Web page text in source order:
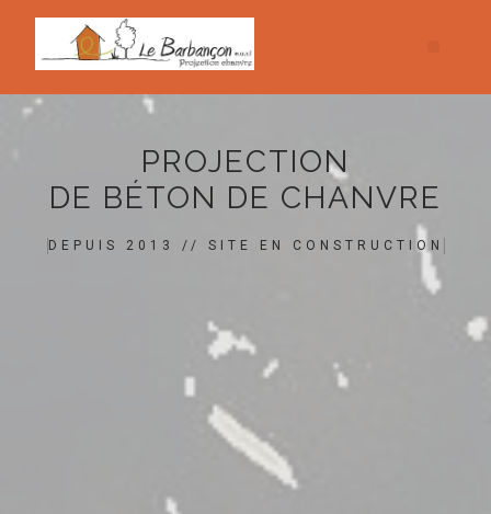
PROJECTION
DE BÉTON DE CHANVRE
DEPUIS 2013 // SITE EN CONSTRUCTION